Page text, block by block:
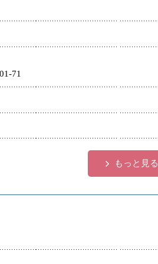
71
もっと見る